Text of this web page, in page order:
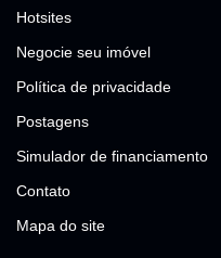
Hotsites
Negocie seu imóvel
Política de privacidade
Postagens
Simulador de financiamento
Contato
Mapa do site